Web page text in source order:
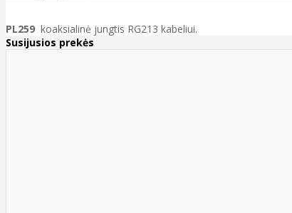
PL259 koaksialinė jungtis RG213 kabeliui.
Susijusios prekės